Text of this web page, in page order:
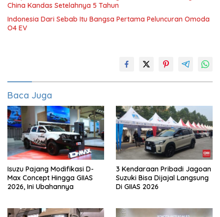
China Kandas Setelahnya 5 Tahun
Indonesia Dari Sebab Itu Bangsa Pertama Peluncuran Omoda
O4 EV
Baca Juga
Isuzu Pajang Modifikasi D-
Max Concept Hingga GIIAS
2026, Ini Ubahannya
3 Kendaraan Pribadi Jagoan
Suzuki Bisa Dijajal Langsung
Di GIIAS 2026